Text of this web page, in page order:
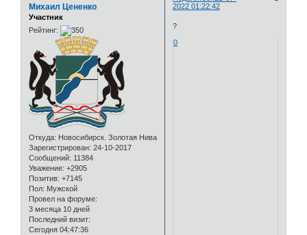
2022 01:22:42
Михаил Цененко
Участник
Рейтинг:
Откуда: Новосибирск. Золотая Нива
Зарегистрирован: 24-10-2017
Сообщений: 11384
Уважение: +2905
Позитив: +7145
Пол: Мужской
Провел на форуме:
3 месяца 10 дней
Последний визит:
Сегодня 04:47:36
?
0